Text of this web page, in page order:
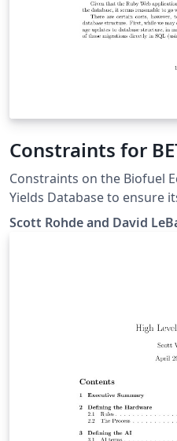
Constraints for
Constraints on the Biofuel
Yields Database to ensure
Scott Rohde and David